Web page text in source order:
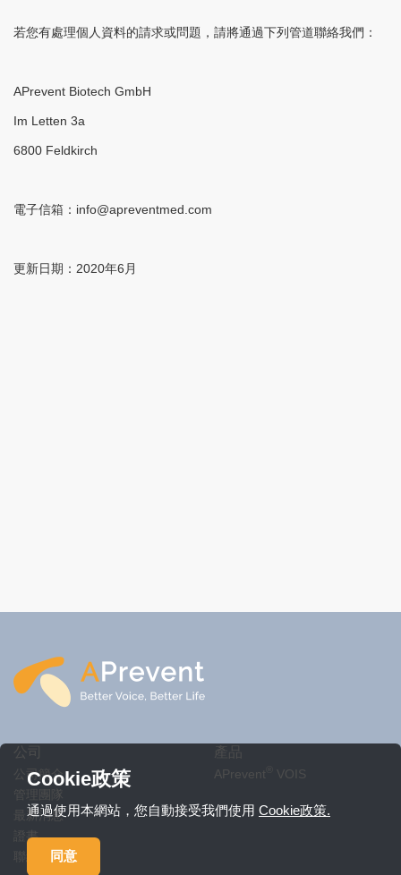
若您有處理個人資料的請求或問題，請將通過下列管道聯絡我們：
APrevent Biotech GmbH
Im Letten 3a
6800 Feldkirch
電子信箱：info@apreventmed.com
更新日期：2020年6月
公司
公司簡介
管理團隊
最新消息
證書
聯絡我們
產品
APrevent VOIS
Cookie政策
通過使用本網站，您自動接受我們使用 Cookie政策.
同意